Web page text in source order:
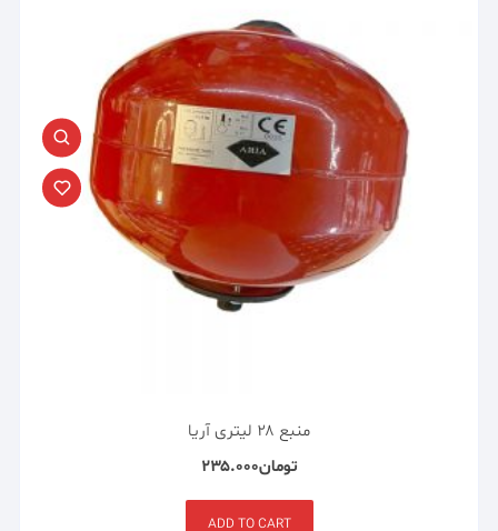
منبع ۲۸ لیتری آریا
تومان۲۳۵.۰۰۰
ADD TO CART